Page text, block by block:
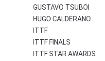
GUSTAVO TSUBOI
HUGO CALDERANO
ITTF
ITTF FINALS
ITTF STAR AWARDS